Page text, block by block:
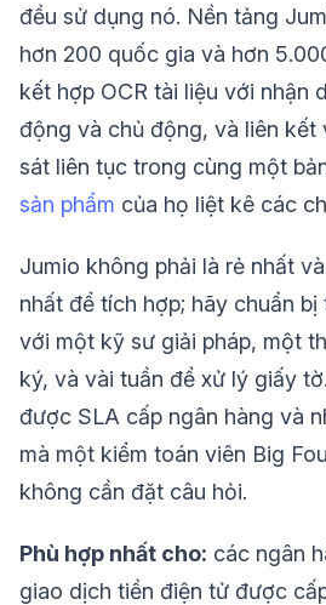
đều sử dụng nó. Nền tảng
hơn 200 quốc gia và hơn
kết hợp OCR tài liệu với nhận
động và chủ động, và liên kết
sát liên tục trong cùng một
sản phẩm của họ liệt kê các
Jumio không phải là rẻ nhất
nhất để tích hợp; hãy chuẩn
với một kỹ sư giải pháp, một
ký, và vài tuần để xử lý giấy
được SLA cấp ngân hàng và
mà một kiểm toán viên Big
không cần đặt câu hỏi.
Phù hợp nhất cho: các ngân
giao dịch tiền điện tử được